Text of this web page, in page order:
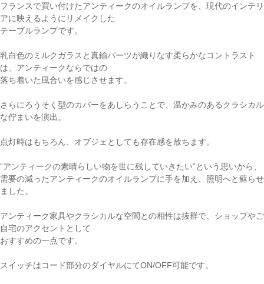
フランスで買い付けたアンティークのオイルランプを、現代のインテリ
アに映えるようにリメイクした
テーブルランプです。
乳白色のミルクガラスと真鍮パーツが織りなす柔らかなコントラスト
は、アンティークならではの
落ち着いた風合いを感じさせます。
さらにろうそく型のカバーをあしらうことで、温かみのあるクラシカル
な佇まいを演出。
点灯時はもちろん、オブジェとしても存在感を放ちます。
“アンティークの素晴らしい物を世に残していきたい”という思いから、
需要の減ったアンティークのオイルランプに手を加え、照明へと蘇らせ
ました。
アンティーク家具やクラシカルな空間との相性は抜群で、ショップやご
自宅のアクセントとして
おすすめの一点です。
スイッチはコード部分のダイヤルにてON/OFF可能です。